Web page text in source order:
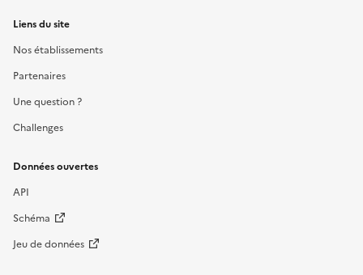
Liens du site
Nos établissements
Partenaires
Une question ?
Challenges
Données ouvertes
API
Schéma
Jeu de données